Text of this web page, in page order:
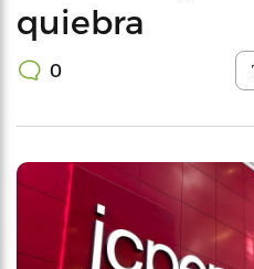
quiebra
0